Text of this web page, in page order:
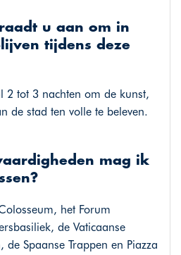
u aan om in
tijdens deze
2 tot 3 nachten om de kunst,
de stad ten volle te beleven.
mag ik
het Forum
de Vaticaanse
de Spaanse Trappen en Piazza